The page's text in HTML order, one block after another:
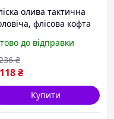
олива тактична
флісова кофта
на блискавці L Hn1ak
до відправки
₴
₴
Купити